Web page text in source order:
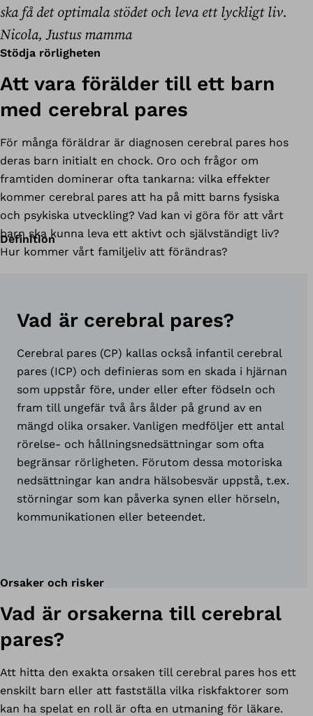
ska få det optimala stödet och leva ett lyckligt liv.
Nicola, Justus mamma
Stödja rörligheten
Att vara förälder till ett barn
med cerebral pares
För många föräldrar är diagnosen cerebral pares hos
deras barn initialt en chock. Oro och frågor om
framtiden dominerar ofta tankarna: vilka effekter
kommer cerebral pares att ha på mitt barns fysiska
och psykiska utveckling? Vad kan vi göra för att vårt
barn ska kunna leva ett aktivt och självständigt liv?
Hur kommer vårt familjeliv att förändras?
Definition
Vad är cerebral pares?
Cerebral pares (CP) kallas också infantil cerebral
pares (ICP) och definieras som en skada i hjärnan
som uppstår före, under eller efter födseln och
fram till ungefär två års ålder på grund av en
mängd olika orsaker. Vanligen medföljer ett antal
rörelse- och hållningsnedsättningar som ofta
begränsar rörligheten. Förutom dessa motoriska
nedsättningar kan andra hälsobesvär uppstå, t.ex.
störningar som kan påverka synen eller hörseln,
kommunikationen eller beteendet.
Orsaker och risker
Vad är orsakerna till cerebral
pares?
Att hitta den exakta orsaken till cerebral pares hos ett
enskilt barn eller att fastställa vilka riskfaktorer som
kan ha spelat en roll är ofta en utmaning för läkare.